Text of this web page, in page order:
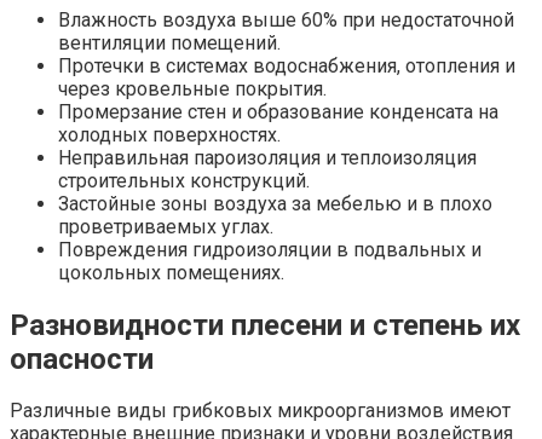
Влажность воздуха выше 60% при недостаточной
вентиляции помещений.
Протечки в системах водоснабжения, отопления и
через кровельные покрытия.
Промерзание стен и образование конденсата на
холодных поверхностях.
Неправильная пароизоляция и теплоизоляция
строительных конструкций.
Застойные зоны воздуха за мебелью и в плохо
проветриваемых углах.
Повреждения гидроизоляции в подвальных и
цокольных помещениях.
Разновидности плесени и степень их
опасности
Различные виды грибковых микроорганизмов имеют
характерные внешние признаки и уровни воздействия